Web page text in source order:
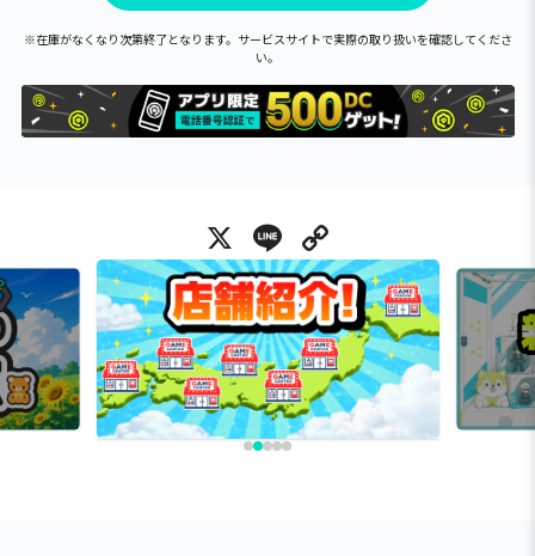
※在庫がなくなり次第終了となります。サービスサイトで実際の取り扱いを確認してくださ
い。
X Line